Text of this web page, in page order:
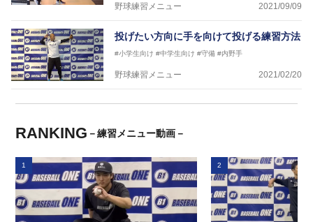
野球練習メニュー 2021/09/09
投げたい方向に手を向けて投げる練習方法
#小学生向け #中学生向け #守備 #内野手
野球練習メニュー 2021/02/20
RANKING －練習メニュー動画－
1 2